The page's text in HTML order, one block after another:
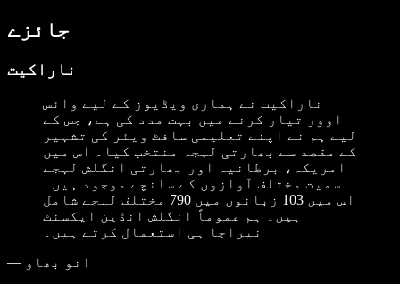
جائزے
ناراکیت
ناراکیت نے ہماری ویڈیوز کے لیے وائس
اوور تیار کرنے میں بہت مدد کی ہے، جس کے
لیے ہم نے اپنے تعلیمی سافٹ ویئر کی تشہیر
کے مقصد سے بھارتی لہجہ منتخب کیا۔ اس میں
امریکہ، برطانیہ اور بھارتی انگلش لہجے
سمیت مختلف آوازوں کے سانچے موجود ہیں۔
اس میں 103 زبانوں میں 790 مختلف لہجے شامل
ہیں۔ ہم عموماً انگلش انڈین ایکسنٹ
نیراجا ہی استعمال کرتے ہیں۔
— انو بھاو